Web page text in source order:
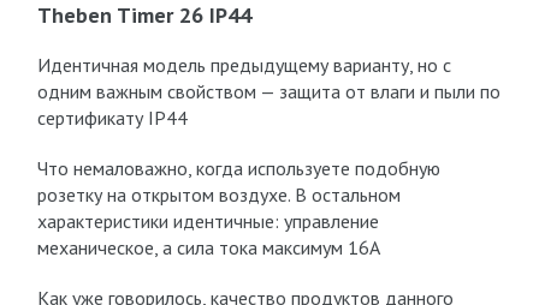
Theben Timer 26 IP44
Идентичная модель предыдущему варианту, но с
одним важным свойством — защита от влаги и пыли по
сертификату IP44
Что немаловажно, когда используете подобную
розетку на открытом воздухе. В остальном
характеристики идентичные: управление
механическое, а сила тока максимум 16А
Как уже говорилось, качество продуктов данного